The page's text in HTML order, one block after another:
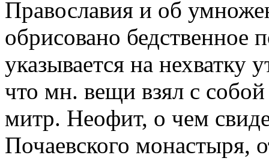
Православия и об
обрисовано бедственное
указывается на нехватку
что мн. вещи взял с
митр. Неофит, о чем
Почаевского монастыря,